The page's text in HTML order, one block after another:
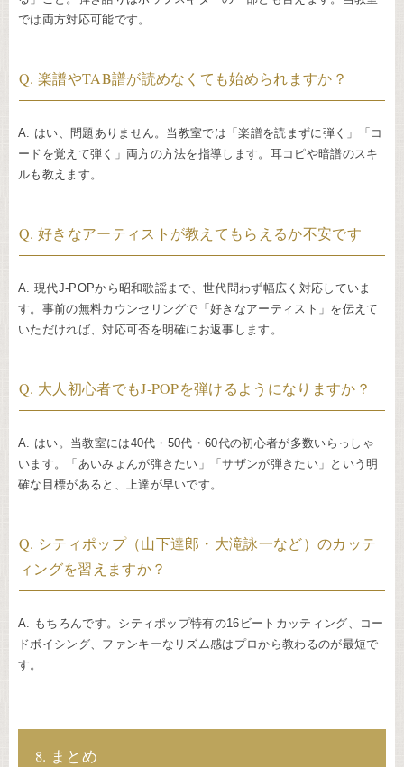
では両方対応可能です。
Q. 楽譜やTAB譜が読めなくても始められますか？
A. はい、問題ありません。当教室では「楽譜を読まずに弾く」「コ
ードを覚えて弾く」両方の方法を指導します。耳コピや暗譜のスキ
ルも教えます。
Q. 好きなアーティストが教えてもらえるか不安です
A. 現代J-POPから昭和歌謡まで、世代問わず幅広く対応していま
す。事前の無料カウンセリングで「好きなアーティスト」を伝えて
いただければ、対応可否を明確にお返事します。
Q. 大人初心者でもJ-POPを弾けるようになりますか？
A. はい。当教室には40代・50代・60代の初心者が多数いらっしゃ
います。「あいみょんが弾きたい」「サザンが弾きたい」という明
確な目標があると、上達が早いです。
Q. シティポップ（山下達郎・大滝詠一など）のカッテ
ィングを習えますか？
A. もちろんです。シティポップ特有の16ビートカッティング、コー
ドボイシング、ファンキーなリズム感はプロから教わるのが最短で
す。
8. まとめ